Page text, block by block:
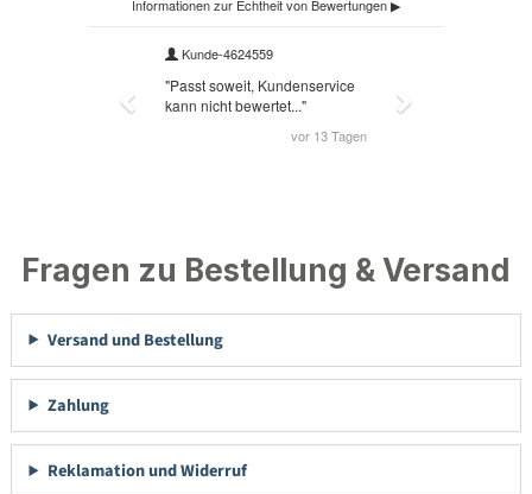
Fragen zu Bestellung & Versand
Versand und Bestellung
Zahlung
Reklamation und Widerruf